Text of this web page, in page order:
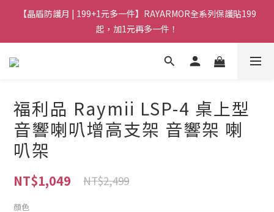
【晶盾防護月 | 199+1元多一件】RAYARMOR全系列保護貼199
起，加1元再多一件！
福利品 Raymii LSP-4 桌上型
音響喇叭增高支架 音響架 喇
叭架
NT$1,049 NT$2,499
顏色